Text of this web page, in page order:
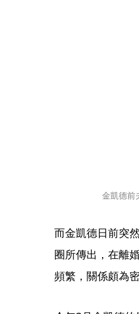
金凱德前
而金凱德日前突
圈所傳出，在離
頻繁，關係頗為